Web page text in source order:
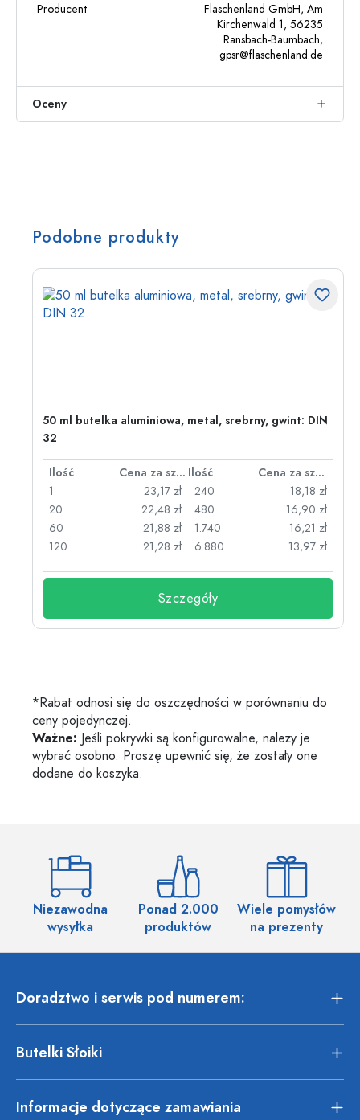
Producent
Flaschenland GmbH, Am
Kirchenwald 1, 56235
Ransbach-Baumbach,
gpsr@flaschenland.de
Oceny
Podobne produkty
50 ml butelka aluminiowa, metal, srebrny, gwint: DIN
32
Ilość Cena za sztukę Ilość
Cena za sztukę
1
23,17 zł
20
22,48 zł
60
21,88 zł
120
21,28 zł
240
18,18 zł
480
16,90 zł
1.740
16,21 zł
6.880
13,97 zł
Szczegóły
*Rabat odnosi się do oszczędności w porównaniu do
ceny pojedynczej.
Ważne: Jeśli pokrywki są konfigurowalne, należy je
wybrać osobno. Proszę upewnić się, że zostały one
dodane do koszyka.
Niezawodna
wysyłka
Ponad 2.000
produktów
Wiele pomysłów
na prezenty
Doradztwo i serwis pod numerem:
Butelki Słoiki
Informacje dotyczące zamawiania